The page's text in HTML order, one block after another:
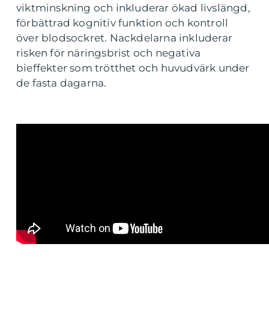
viktminskning och inkluderar ökad livslängd,
förbättrad kognitiv funktion och kontroll
över blodsockret. Nackdelarna inkluderar
risken för näringsbrist och negativa
bieffekter som trötthet och huvudvärk under
de fasta dagarna.